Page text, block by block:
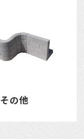
その他